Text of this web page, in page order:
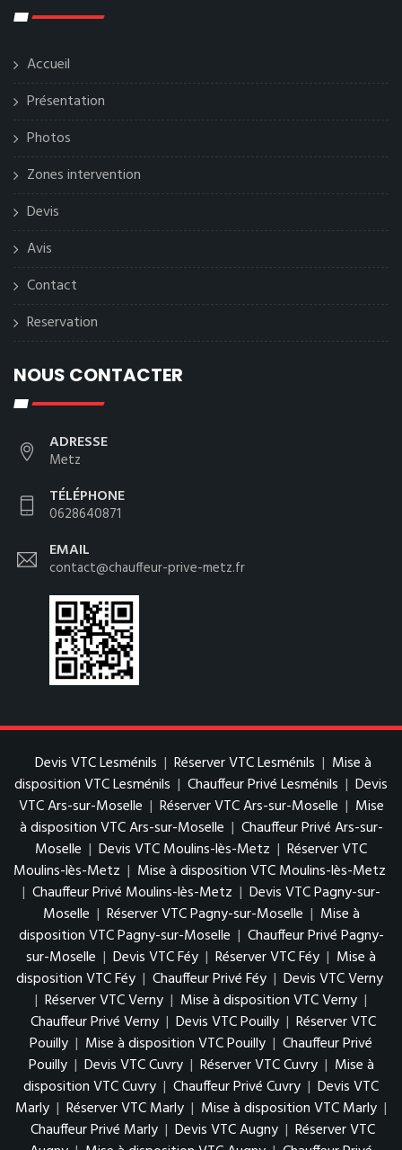
Accueil
Présentation
Photos
Zones intervention
Devis
Avis
Contact
Reservation
NOUS CONTACTER
ADRESSE
Metz
TÉLÉPHONE
0628640871
EMAIL
contact@chauffeur-prive-metz.fr
Devis VTC Lesménils | Réserver VTC Lesménils | Mise à
disposition VTC Lesménils | Chauffeur Privé Lesménils | Devis
VTC Ars-sur-Moselle | Réserver VTC Ars-sur-Moselle | Mise
à disposition VTC Ars-sur-Moselle | Chauffeur Privé Ars-sur-
Moselle | Devis VTC Moulins-lès-Metz | Réserver VTC
Moulins-lès-Metz | Mise à disposition VTC Moulins-lès-Metz
| Chauffeur Privé Moulins-lès-Metz | Devis VTC Pagny-sur-
Moselle | Réserver VTC Pagny-sur-Moselle | Mise à
disposition VTC Pagny-sur-Moselle | Chauffeur Privé Pagny-
sur-Moselle | Devis VTC Féy | Réserver VTC Féy | Mise à
disposition VTC Féy | Chauffeur Privé Féy | Devis VTC Verny
| Réserver VTC Verny | Mise à disposition VTC Verny |
Chauffeur Privé Verny | Devis VTC Pouilly | Réserver VTC
Pouilly | Mise à disposition VTC Pouilly | Chauffeur Privé
Pouilly | Devis VTC Cuvry | Réserver VTC Cuvry | Mise à
disposition VTC Cuvry | Chauffeur Privé Cuvry | Devis VTC
Marly | Réserver VTC Marly | Mise à disposition VTC Marly |
Chauffeur Privé Marly | Devis VTC Augny | Réserver VTC